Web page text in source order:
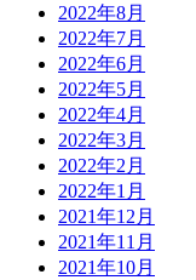
2022年8月
2022年7月
2022年6月
2022年5月
2022年4月
2022年3月
2022年2月
2022年1月
2021年12月
2021年11月
2021年10月